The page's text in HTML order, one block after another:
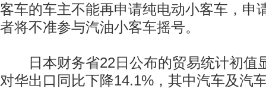
客车的车主不能再申请纯电动小客车，申
者将不准参与汽油小客车摇号。
日本财务省22日公布的贸易统计初值
对华出口同比下降14.1%，其中汽车及汽